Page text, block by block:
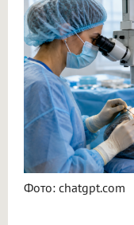
Фото: chatgpt.com